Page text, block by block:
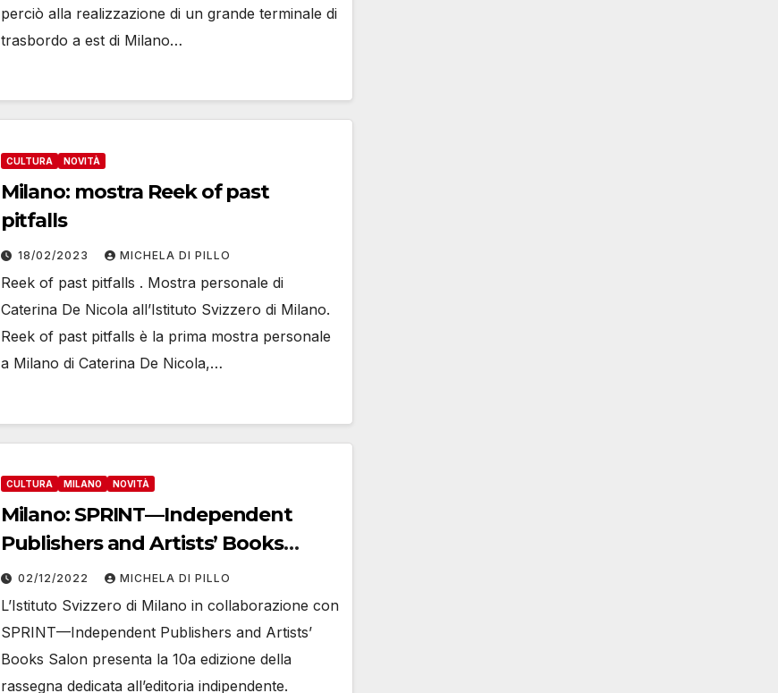
perciò alla realizzazione di un grande terminale di
trasbordo a est di Milano…
CULTURA NOVITÀ
Milano: mostra Reek of past
pitfalls
18/02/2023 MICHELA DI PILLO
Reek of past pitfalls . Mostra personale di
Caterina De Nicola all’Istituto Svizzero di Milano.
Reek of past pitfalls è la prima mostra personale
a Milano di Caterina De Nicola,…
CULTURA MILANO NOVITÀ
Milano: SPRINT—Independent
Publishers and Artists’ Books
Salon
02/12/2022 MICHELA DI PILLO
L’Istituto Svizzero di Milano in collaborazione con
SPRINT—Independent Publishers and Artists’
Books Salon presenta la 10a edizione della
rassegna dedicata all’editoria indipendente.